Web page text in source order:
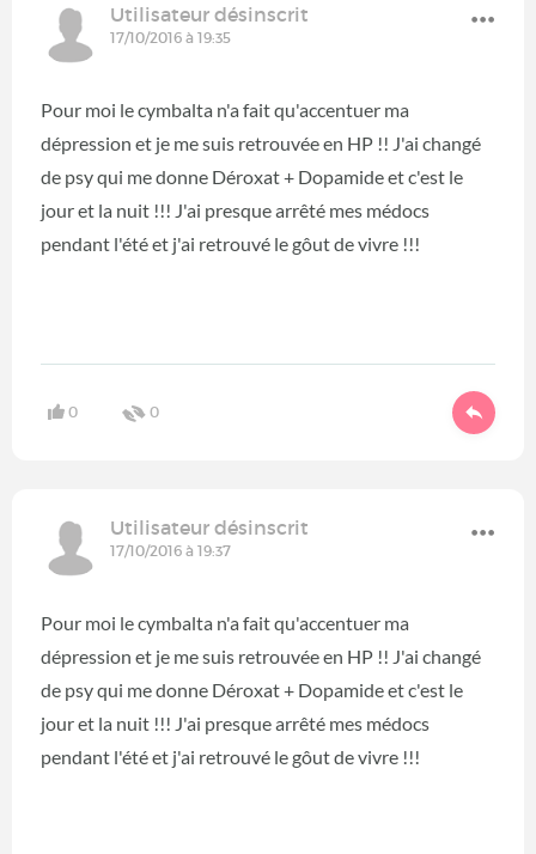
Utilisateur désinscrit
17/10/2016 à 19:35
Pour moi le cymbalta n'a fait qu'accentuer ma
dépression et je me suis retrouvée en HP !! J'ai changé
de psy qui me donne Déroxat + Dopamide et c'est le
jour et la nuit !!! J'ai presque arrêté mes médocs
pendant l'été et j'ai retrouvé le gôut de vivre !!!
0 0
Utilisateur désinscrit
17/10/2016 à 19:37
Pour moi le cymbalta n'a fait qu'accentuer ma
dépression et je me suis retrouvée en HP !! J'ai changé
de psy qui me donne Déroxat + Dopamide et c'est le
jour et la nuit !!! J'ai presque arrêté mes médocs
pendant l'été et j'ai retrouvé le gôut de vivre !!!